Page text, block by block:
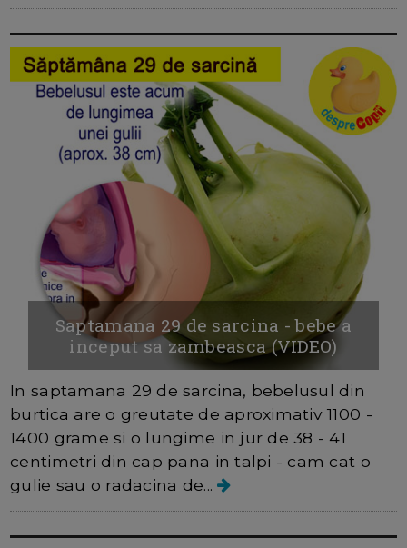
Saptamana 29 de sarcina - bebe a
inceput sa zambeasca (VIDEO)
In saptamana 29 de sarcina, bebelusul din
burtica are o greutate de aproximativ 1100 -
1400 grame si o lungime in jur de 38 - 41
centimetri din cap pana in talpi - cam cat o
gulie sau o radacina de...